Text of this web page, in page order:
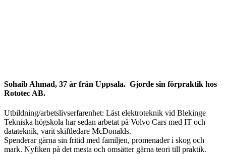
Sohaib Ahmad, 37 år från Uppsala. Gjorde sin förpraktik hos
Rototec AB.
Utbildning/arbetslivserfarenhet: Läst elektroteknik vid Blekinge
Tekniska högskola har sedan arbetat på Volvo Cars med IT och
datateknik, varit skiftledare McDonalds.
Spenderar gärna sin fritid med familjen, promenader i skog och
mark. Nyfiken på det mesta och omsätter gärna teori till praktik.